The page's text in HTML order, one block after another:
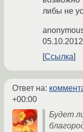
либы не
Ссылка
Ответ на:
+00:00
Будет